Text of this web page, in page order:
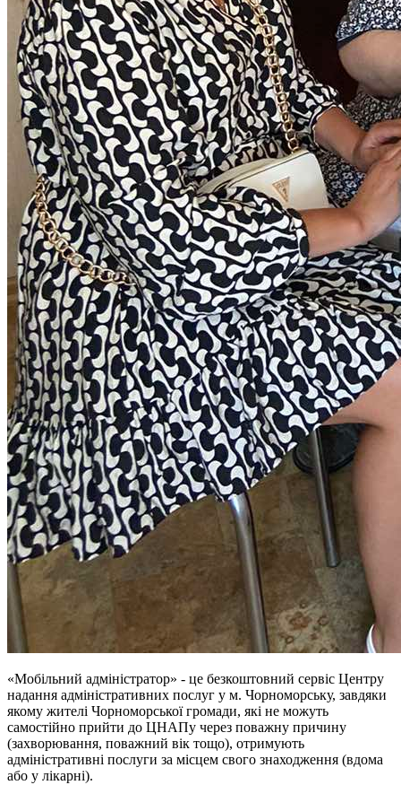
«Мобільний адміністратор» - це безкоштовний сервіс Центру
надання адміністративних послуг у м. Чорноморську, завдяки
якому жителі Чорноморської громади, які не можуть
самостійно прийти до ЦНАПу через поважну причину
(захворювання, поважний вік тощо), отримують
адміністративні послуги за місцем свого знаходження (вдома
або у лікарні).